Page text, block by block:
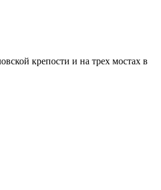
крепости и на трех мостах в